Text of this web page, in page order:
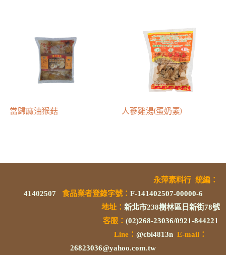
當歸麻油猴菇 人蔘雞湯(蛋奶素)
永萍素料行 統編 ：
41402507
食品業者登錄字號： F-141402507-00000-6
地址： 新北市238樹林區日新街78號
客服： (02)268-23036/0921-844221
Line： @cbi4813n E-mail：
26823036@yahoo.com.tw